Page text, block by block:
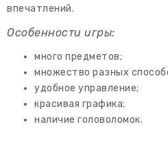
впечатлений.
Особенности игры:
много предметов;
множество разных
удобное управление;
красивая графика;
наличие головоломок.